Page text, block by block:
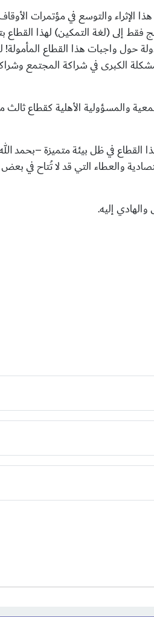
والتوسع في مؤتمرات الأوقاف
إلى (لغة التمكين) لهذا القطاع
حول واجبات هذا القطاع المأمولة!
الكبرى في شراكة المجتمع
والمسؤولية الأهلية كقطاع ثالث
القطاع في ظل بيئة متميزة –بحمد
والعطاء التي قد لا تُتاح في
إليه.